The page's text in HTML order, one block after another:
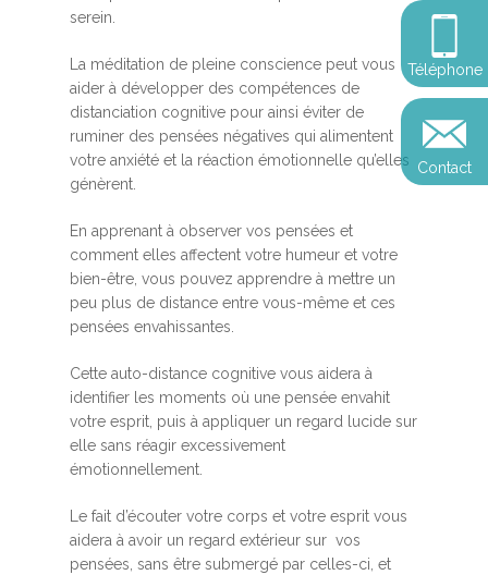
serein.
La méditation de pleine conscience peut vous
aider à développer des compétences de
distanciation cognitive pour ainsi éviter de
ruminer des pensées négatives qui alimentent
votre anxiété et la réaction émotionnelle qu’elles
génèrent.
En apprenant à observer vos pensées et
comment elles affectent votre humeur et votre
bien-être, vous pouvez apprendre à mettre un
peu plus de distance entre vous-même et ces
pensées envahissantes.
Cette auto-distance cognitive vous aidera à
identifier les moments où une pensée envahit
votre esprit, puis à appliquer un regard lucide sur
elle sans réagir excessivement
émotionnellement.
Le fait d’écouter votre corps et votre esprit vous
aidera à avoir un regard extérieur sur vos
pensées, sans être submergé par celles-ci, et
Téléphone
Contact
Devenir praticien en
de pleine conscience
Révelez votre
Conférences
personnel
Révelez votre
votre impact
Reconversion et
professionnelle
Explorer
et découvrir
Blog
Témoignages
Podcast
Podcast